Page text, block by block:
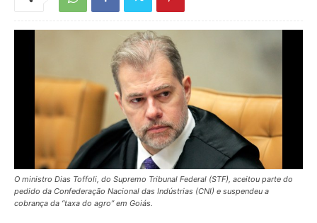
O ministro Dias Toffoli, do Supremo Tribunal Federal (STF), aceitou parte do
pedido da Confederação Nacional das Indústrias (CNI) e suspendeu a
cobrança da “taxa do agro” em Goiás.